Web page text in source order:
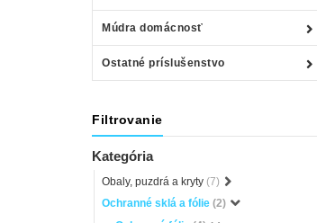
Múdra domácnosť
Ostatné príslušenstvo
Filtrovanie
Kategória
Obaly, puzdrá a kryty (7)
Ochranné sklá a fólie (2)